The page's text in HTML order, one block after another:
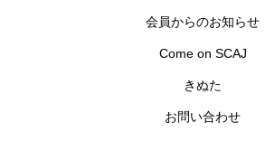
会員からのお知らせ
Come on SCAJ
きぬた
お問い合わせ